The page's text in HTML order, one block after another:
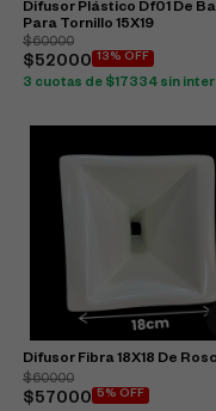
Difusor Plástico Df01 De
Para Tornillo 15X19
$60000
$52000 13% OFF
3 cuotas de $17334 sin
Difusor Fibra 18X18 De
$60000
$57000 5% OFF